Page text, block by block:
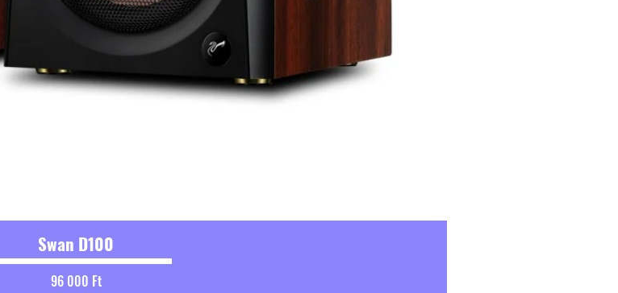
Swan D100
Ár
96 000 Ft